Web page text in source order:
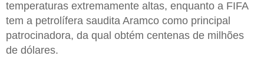
temperaturas extremamente altas, enquanto a FIFA
tem a petrolífera saudita Aramco como principal
patrocinadora, da qual obtém centenas de milhões
de dólares.